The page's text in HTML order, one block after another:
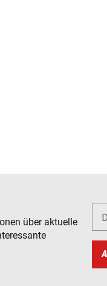
über aktuelle